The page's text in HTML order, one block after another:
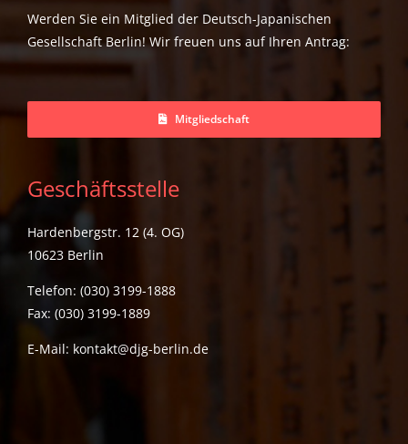
Werden Sie ein Mitglied der Deutsch-Japanischen
Gesellschaft Berlin! Wir freuen uns auf Ihren Antrag:
Mitgliedschaft
Geschäftsstelle
Hardenbergstr. 12 (4. OG)
10623 Berlin
Telefon: (030) 3199-1888
Fax: (030) 3199-1889
E-Mail: kontakt@djg-berlin.de